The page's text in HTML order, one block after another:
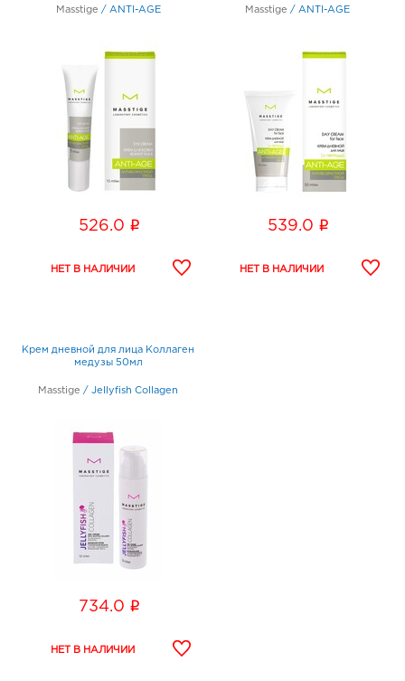
Masstige / ANTI-AGE
526.0 i
Masstige / ANTI-AGE
539.0 i
Крем дневной для лица Коллаген
медузы 50мл
Masstige / Jellyfish Collagen
734.0 i